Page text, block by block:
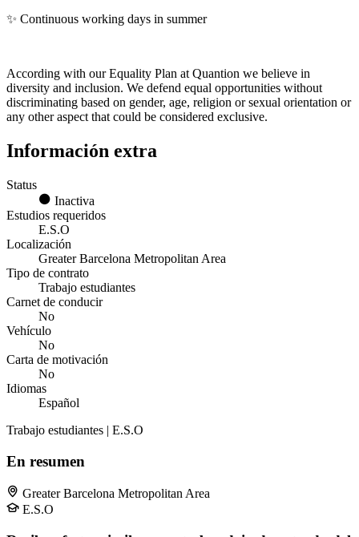
✨ Continuous working days in summer
According with our Equality Plan at Quantion we believe in
diversity and inclusion. We defend equal opportunities without
discriminating based on gender, age, religion or sexual orientation or
any other aspect that could be considered exclusive.
Información extra
Status
Inactiva
Estudios requeridos
E.S.O
Localización
Greater Barcelona Metropolitan Area
Tipo de contrato
Trabajo estudiantes
Carnet de conducir
No
Vehículo
No
Carta de motivación
No
Idiomas
Español
Trabajo estudiantes | E.S.O
En resumen
Greater Barcelona Metropolitan Area
E.S.O